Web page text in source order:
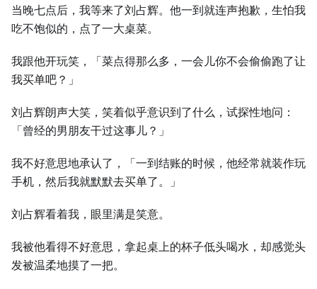
当晚七点后，我等来了刘占辉。他一到就连声抱歉，生怕我
吃不饱似的，点了一大桌菜。
我跟他开玩笑，「菜点得那么多，一会儿你不会偷偷跑了让
我买单吧？」
刘占辉朗声大笑，笑着似乎意识到了什么，试探性地问：
「曾经的男朋友干过这事儿？」
我不好意思地承认了，「一到结账的时候，他经常就装作玩
手机，然后我就默默去买单了。」
刘占辉看着我，眼里满是笑意。
我被他看得不好意思，拿起桌上的杯子低头喝水，却感觉头
发被温柔地摸了一把。